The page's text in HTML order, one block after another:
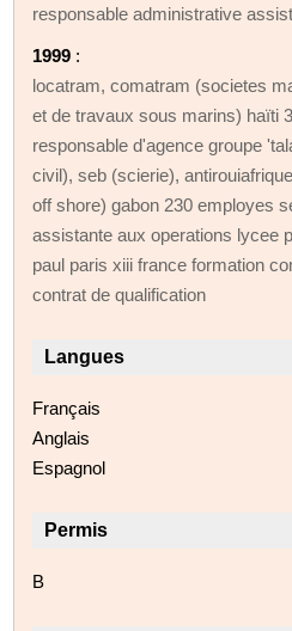
responsable administrative
1999 :
locatram, comatram (societes
et de travaux sous marins) haïti
responsable d'agence groupe
civil), seb (scierie),
off shore) gabon 230 employes
assistante aux operations lycee
paul paris xiii france formation
contrat de qualification
Langues
Français
Anglais
Espagnol
Permis
B